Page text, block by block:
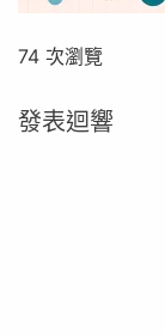
74 次瀏覽
發表迴響